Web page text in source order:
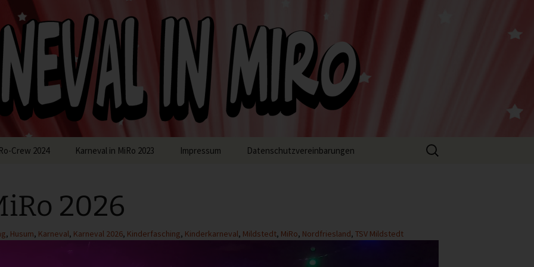
MiRo
Crew 2024 Karneval in MiRo 2023 Impressum Datenschutzvereinbarungen
Suchen
nach:
2026
, Husum, Karneval, Karneval 2026, Kinderfasching, Kinderkarneval, Mildstedt, MiRo, Nordfriesland, TSV Mildstedt